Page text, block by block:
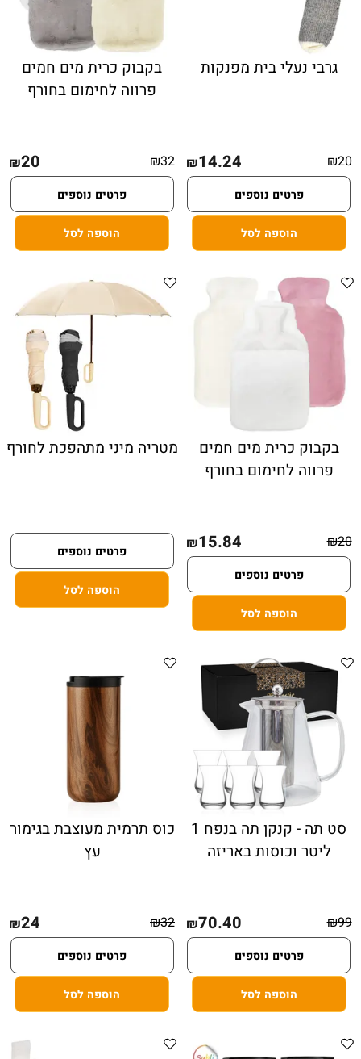
גרבי נעלי בית מפנקות
₪20
₪14.24
פרטים נוספים
הוספה לסל
בקבוק כרית מים חמים
פרווה לחימום בחורף
₪32
₪20
פרטים נוספים
הוספה לסל
בקבוק כרית מים חמים
פרווה לחימום בחורף
₪20
₪15.84
פרטים נוספים
הוספה לסל
מטריה מיני מתהפכת לחורף
פרטים נוספים
הוספה לסל
סט תה - קנקן תה בנפח 1
ליטר וכוסות באריזה
₪99
₪70.40
פרטים נוספים
הוספה לסל
כוס תרמית מעוצבת בגימור
עץ
₪32
₪24
פרטים נוספים
הוספה לסל